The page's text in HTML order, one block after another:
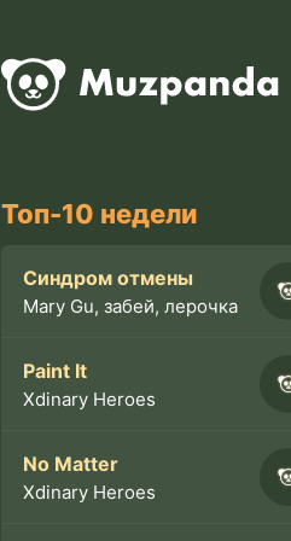
Топ-10 недели
Синдром отмены
Mary Gu, забей, лерочка
Paint It
Xdinary Heroes
No Matter
Xdinary Heroes